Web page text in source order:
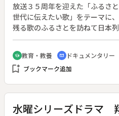
放送３５周年を迎えた「ふるさ
世代に伝えたい歌」をテーマに
残る歌のふるさとを訪ねて日本
４月５日～１９９９年３月２８
の険しい地にある、熊本県球磨
木の子守歌」のふるさとである
のぼった狭い谷間に集落が点在
た。そんな村が将来ダムの底に
設の計画が発表されたのは昭和
設工事が着々と進んでいる。ダ
school 教育・教養 cinematic_blur ドキュメンタリー
bookmark_add ブックマーク追加
水曜シリーズドラマ